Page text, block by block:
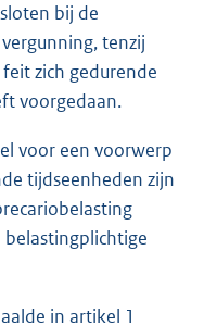
bij de
tenzij
zich gedurende
voorgedaan.
voor een voorwerp
tijdseenheden zijn
in artikel 1